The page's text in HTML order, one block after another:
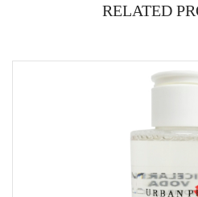
RELATED